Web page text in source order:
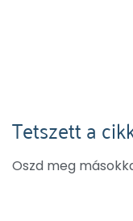
Tetszett a
Oszd meg